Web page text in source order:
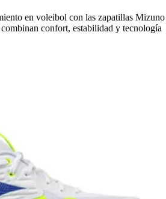
en voleibol con las zapatillas Mizuno
confort, estabilidad y tecnología